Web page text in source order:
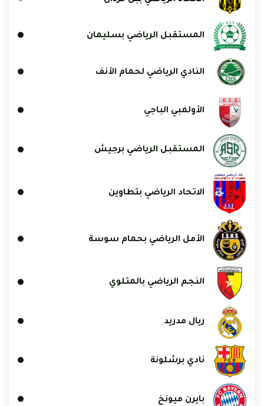
المستقبل الرياضي بسليمان
النادي الرياضي لحمام الأنف
الأولمبي الباجي
المستقبل الرياضي برجيش
الاتحاد الرياضي بتطاوين
الأمل الرياضي بحمام سوسة
النجم الرياضي بالمتلوي
ريال مدريد
نادي برشلونة
بايرن ميونخ